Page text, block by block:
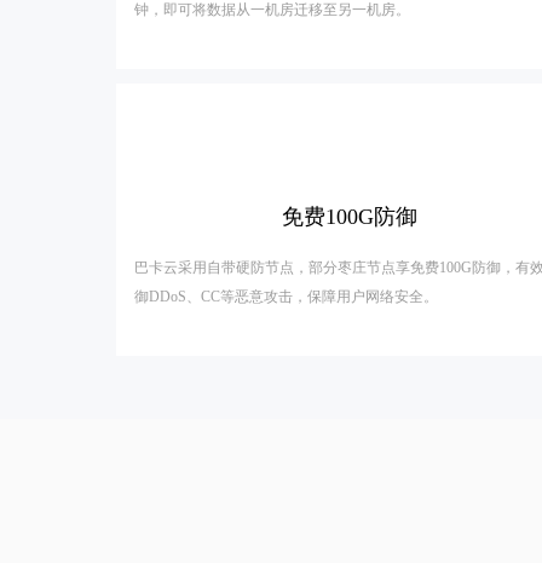
钟，即可将数据从一机房迁移至另一机房。
免费100G防御
巴卡云采用自带硬防节点，部分枣庄节点享免费100G防御，有
御DDoS、CC等恶意攻击，保障用户网络安全。